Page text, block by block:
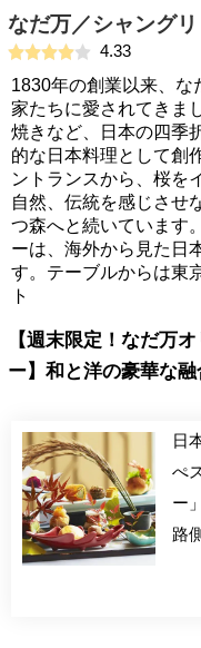
なだ万／シャング
4.33
1830年の創業以来、な
家たちに愛されてきま
焼きなど、日本の四季
的な日本料理として創
ントランスから、桜を
自然、伝統を感じさせ
つ森へと続いています
ーは、海外から見た日
す。テーブルからは東
ト
【週末限定！なだ万
ー】和と洋の豪華な融
日
ぺ
ー」
路